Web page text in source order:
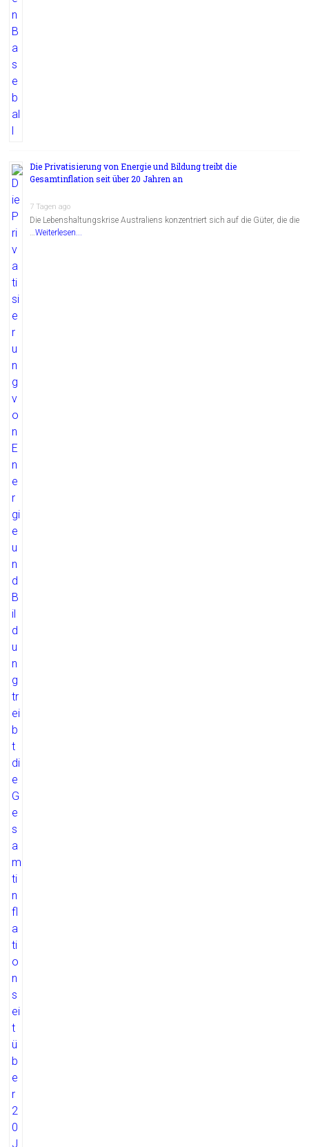
Die Privatisierung von Energie und Bildung treibt die
Gesamtinflation seit über 20 Jahren an
7 Tagen ago
Die Lebenshaltungskrise Australiens konzentriert sich auf die Güter, die die
…Weiterlesen...